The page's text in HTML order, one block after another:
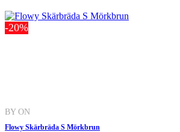
-20%
BY ON
Flowy Skärbräda S Mörkbrun